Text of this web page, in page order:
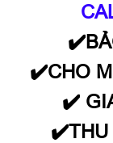
✔️CHO
✔️
✔️THU